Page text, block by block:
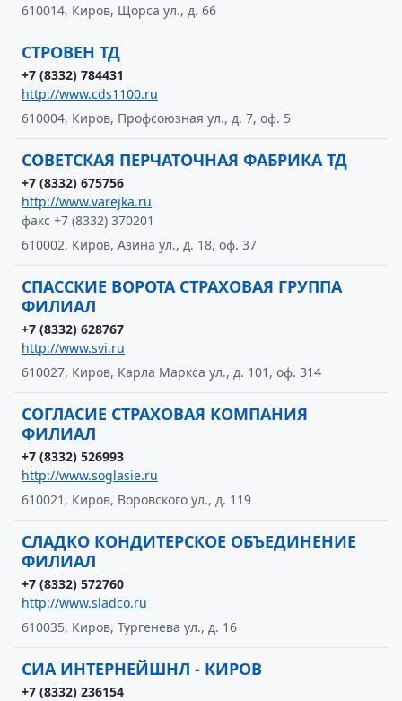
610014, Киров, Щорса ул., д. 66
СТРОВЕН ТД
+7 (8332) 784431
http://www.cds1100.ru
610004, Киров, Профсоюзная ул., д. 7, оф. 5
СОВЕТСКАЯ ПЕРЧАТОЧНАЯ ФАБРИКА ТД
+7 (8332) 675756
http://www.varejka.ru
факс +7 (8332) 370201
610002, Киров, Азина ул., д. 18, оф. 37
СПАССКИЕ ВОРОТА СТРАХОВАЯ ГРУППА
ФИЛИАЛ
+7 (8332) 628767
http://www.svi.ru
610027, Киров, Карла Маркса ул., д. 101, оф. 314
СОГЛАСИЕ СТРАХОВАЯ КОМПАНИЯ
ФИЛИАЛ
+7 (8332) 526993
http://www.soglasie.ru
610021, Киров, Воровского ул., д. 119
СЛАДКО КОНДИТЕРСКОЕ ОБЪЕДИНЕНИЕ
ФИЛИАЛ
+7 (8332) 572760
http://www.sladco.ru
610035, Киров, Тургенева ул., д. 16
СИА ИНТЕРНЕЙШНЛ - КИРОВ
+7 (8332) 236154